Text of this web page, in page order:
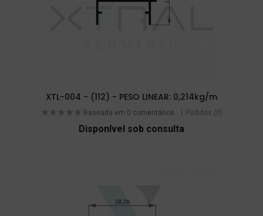
XTL-004 - (112) - PESO LINEAR: 0,214kg/m
Baseada em 0 comentários. Pedidos (0)
Disponível sob consulta